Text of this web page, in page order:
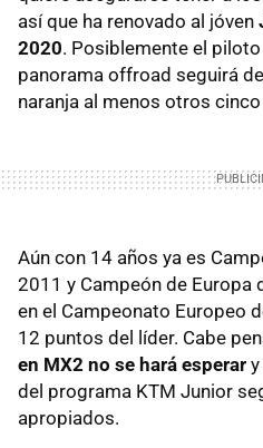
así que ha renovado al jóven
2020. Posiblemente el
panorama offroad seguirá
naranja al menos otros
Aún con 14 años ya es
2011 y Campeón de Europa
en el Campeonato Europeo
12 puntos del líder. Cabe
en MX2 no se hará esperar
del programa KTM Junior
apropiados.